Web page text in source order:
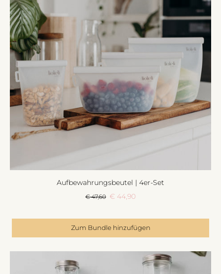
Aufbewahrungsbeutel | 4er-Set
€ 47,60 € 44,90
Zum Bundle hinzufügen